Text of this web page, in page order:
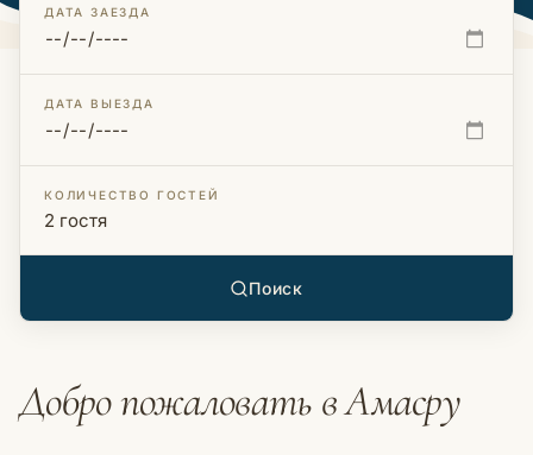
ДАТА ЗАЕЗДА
ДАТА ВЫЕЗДА
КОЛИЧЕСТВО ГОСТЕЙ
Поиск
Добро пожаловать в Амасру